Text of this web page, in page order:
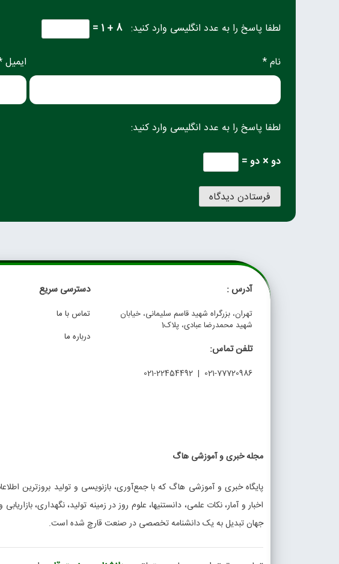
لطفا پاسخ را به عدد انگلیسی وارد کنید: 8 + 1 =
نام * ایمیل
لطفا پاسخ را به عدد انگلیسی وارد کنید:
دو × دو =
آدرس :
تهران، بزرگراه شهید قاسم سلیمانی، خیابان
شهید محمدرضا عبادی، پلاک1
تلفن تماس:
021-77720986 | 021-22454492
دسترسی سریع
تماس با ما
درباره ما
مجله خبری و آموزشی هاگ
پایگاه خبری و آموزشی هاگ که با جمع‌آوری، بازنویسی و تولید بروزترین
اخبار و آمار، نکات علمی، دانستنیها، علوم روز در زمینه تولید، نگهداری،
جهان تبدیل به یک دانشنامه تخصصی در صنعت قارچ شده است.